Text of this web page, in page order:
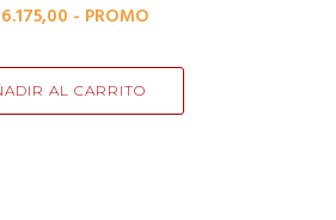
6.175,00 - PROMO
AL CARRITO